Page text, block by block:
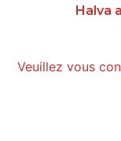
Halva
Veuillez vous